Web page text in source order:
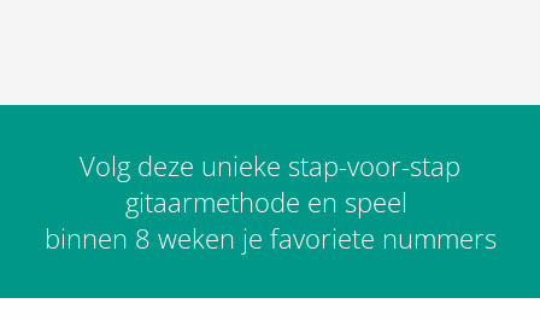
Volg deze unieke stap-voor-stap
gitaarmethode en speel
binnen 8 weken je favoriete nummers